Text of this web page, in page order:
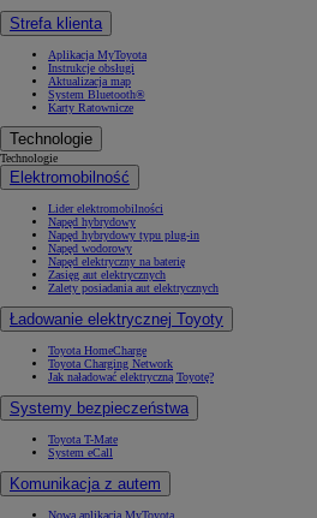
Strefa klienta
Aplikacja MyToyota
Instrukcje obsługi
Aktualizacja map
System Bluetooth®
Karty Ratownicze
Technologie
Technologie
Elektromobilność
Lider elektromobilności
Napęd hybrydowy
Napęd hybrydowy typu plug-in
Napęd wodorowy
Napęd elektryczny na baterię
Zasięg aut elektrycznych
Zalety posiadania aut elektrycznych
Ładowanie elektrycznej Toyoty
Toyota HomeCharge
Toyota Charging Network
Jak naładować elektryczną Toyotę?
Systemy bezpieczeństwa
Toyota T-Mate
System eCall
Komunikacja z autem
Nowa aplikacja MyToyota